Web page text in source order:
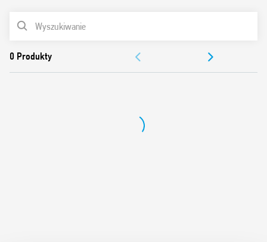
Pewne trzymanie i łatwe wyjmowanie przekaźnika dzięki
Zaciski z uniwersalnymi śrubami (płaski + krzyżowy)
LISTA PRODUKTÓW
ZEZWOLENIA